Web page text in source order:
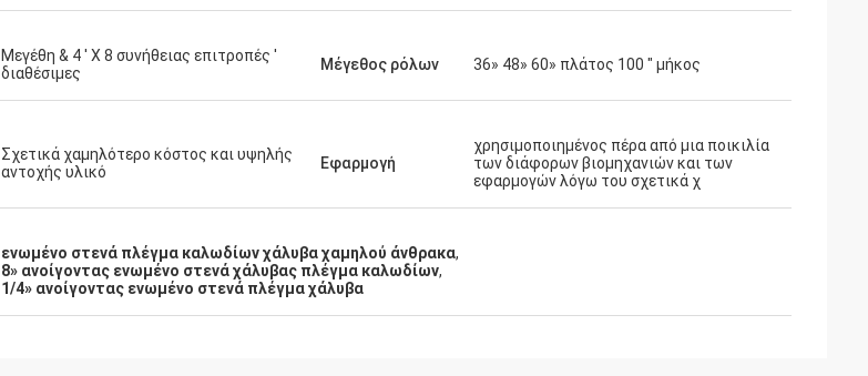
Μεγέθη & 4 ′ Χ 8 συνήθειας επιτροπές ′
διαθέσιμες
Μέγεθος ρόλων 36» 48» 60» πλάτος 100 " μήκος
Σχετικά χαμηλότερο κόστος και υψηλής
αντοχής υλικό
Εφαρμογή
χρησιμοποιημένος πέρα από μια ποικιλία
των διάφορων βιομηχανιών και των
εφαρμογών λόγω του σχετικά χ
ενωμένο στενά πλέγμα καλωδίων χάλυβα χαμηλού άνθρακα,
8» ανοίγοντας ενωμένο στενά χάλυβας πλέγμα καλωδίων,
1/4» ανοίγοντας ενωμένο στενά πλέγμα χάλυβα